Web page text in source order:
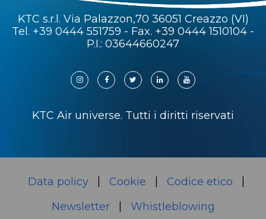
KTC s.r.l. Via Palazzon,70 36051 Creazzo (VI)
Tel. +39 0444 551759 - Fax. +39 0444 1510104 -
P.I.: 03644660247
KTC Air universe. Tutti i diritti riservati
Data policy Cookie
Codice etico
Newsletter
Whistleblowing